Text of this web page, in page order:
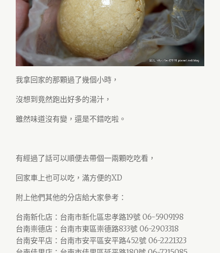
我拿回家的那顆過了幾個小時，
沒想到竟然跑出好多的湯汁，
雖然味道沒有變，還是不錯吃啦。
有經過了話可以順便去帶個一兩顆吃吃看，
回家車上也可以吃，滿方便的XD
附上他們其他的分店給大家參考：
台南新化店：台南市新化區忠孝路19號 06-5909198
台南崇德店：台南市東區崇德路833號 06-2903318
台南安平店：台南市安平區安平路452號 06-2221323